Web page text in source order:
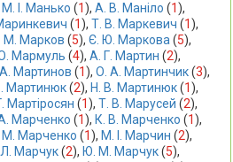
М. І. Манько (1), А. В. Маніло (1),
Маринкевич (1), Т. В. Маркевич (1),
М. Марков (5), Є. Ю. Маркова (5),
Мармуль (4), А. Г. Мартин (2),
Мартинов (1), О. А. Мартинчик (3),
В. Мартинюк (2), Н. В. Мартинюк (1),
Г. Мартіросян (1), Т. В. Марусей (2),
Марченко (1), К. В. Марченко (1),
М. Марченко (1), М. І. Марчин (2),
Марчук (2), Ю. М. Марчук (5),